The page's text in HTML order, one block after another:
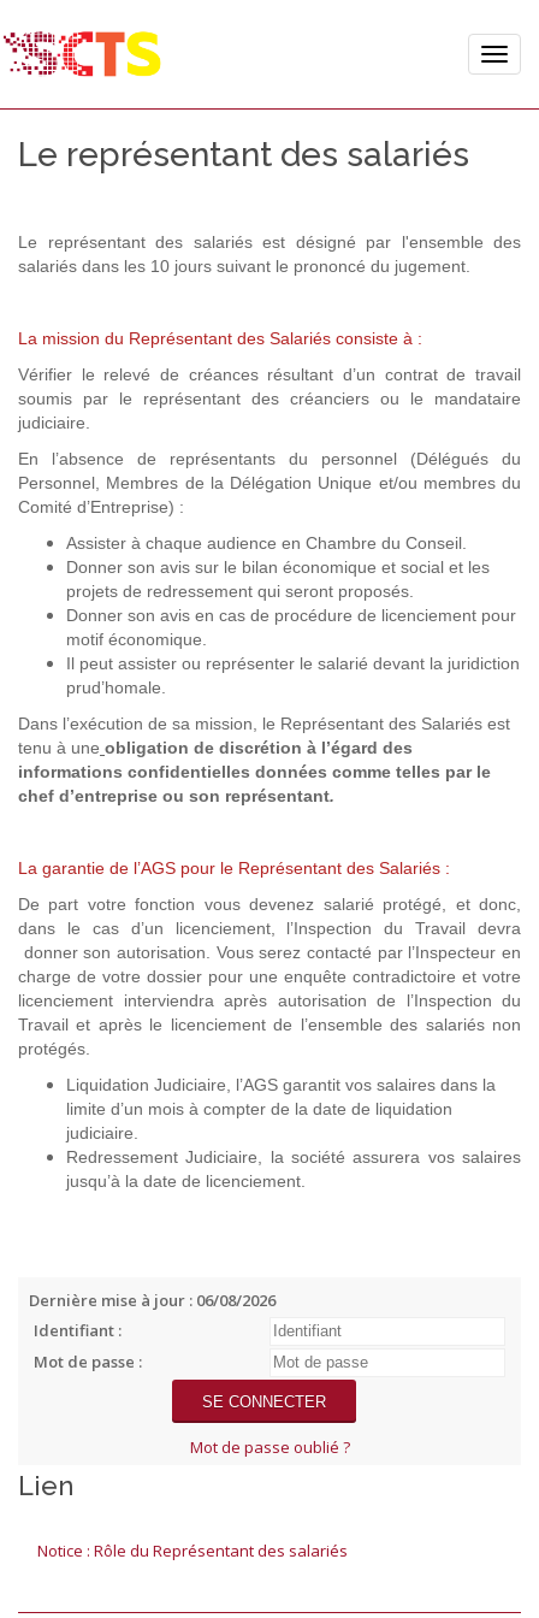
Toggle
Le représentant des salariés
Le représentant des salariés est désigné par l'ensemble des
salariés dans les 10 jours suivant le prononcé du jugement.
La mission du Représentant des Salariés consiste à :
Vérifier le relevé de créances résultant d’un contrat de travail
soumis par le représentant des créanciers ou le mandataire
judiciaire.
En l’absence de représentants du personnel (Délégués du
Personnel, Membres de la Délégation Unique et/ou membres du
Comité d’Entreprise) :
Assister à chaque audience en Chambre du Conseil.
Donner son avis sur le bilan économique et social et les
projets de redressement qui seront proposés.
Donner son avis en cas de procédure de licenciement pour
motif économique.
Il peut assister ou représenter le salarié devant la juridiction
prud’homale.
Dans l’exécution de sa mission, le Représentant des Salariés est
tenu à une obligation de discrétion à l’égard des
informations confidentielles données comme telles par le
chef d’entreprise ou son représentant.
La garantie de l’AGS pour le Représentant des Salariés :
De part votre fonction vous devenez salarié protégé, et donc,
dans le cas d’un licenciement, l’Inspection du Travail devra
donner son autorisation. Vous serez contacté par l’Inspecteur en
charge de votre dossier pour une enquête contradictoire et votre
licenciement interviendra après autorisation de l’Inspection du
Travail et après le licenciement de l’ensemble des salariés non
protégés.
Liquidation Judiciaire, l’AGS garantit vos salaires dans la
limite d’un mois à compter de la date de liquidation
judiciaire.
Redressement Judiciaire, la société assurera vos salaires
jusqu’à la date de licenciement.
Dernière mise à jour : 06/08/2026
Identifiant :
Mot de passe :
Mot de passe oublié ?
Lien
Notice : Rôle du Représentant des salariés